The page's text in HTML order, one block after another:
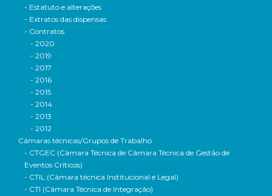
- Estatuto e alterações
- Extratos das dispensas
- Contratos
- 2020
- 2019
- 2017
- 2016
- 2015
- 2014
- 2013
- 2012
Câmaras técnicas/Grupos de Trabalho
- CTGEC (Câmara Técnica de Câmara Técnica de Gestão de
Eventos Críticos)
- CTIL (Câmara técnica Institucional e Legal)
- CTI (Câmara Técnica de Integração)